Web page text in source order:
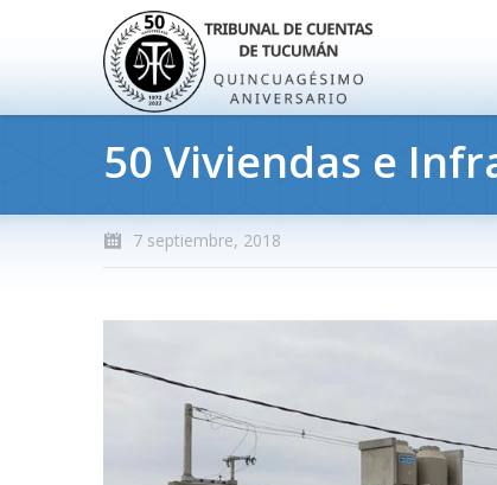
50 Viviendas e
7 septiembre, 2018